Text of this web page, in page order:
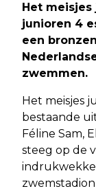
Het
junioren 4
een
zwemmen.
Het meisjes
bestaande
Féline Sam,
steeg op de